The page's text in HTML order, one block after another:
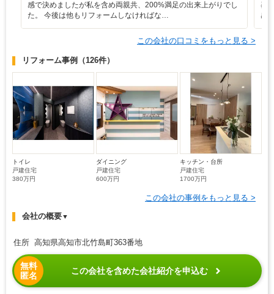
感で決めましたが私を含め両親共、200%満足の出来上がりでし
た。 今後は他もリフォームしなければな…
器
感
この会社の口コミをもっと見る >
リフォーム事例 （126件）
トイレ
戸建住宅
380万円
ダイニング
戸建住宅
600万円
キッチン・台所
戸建住宅
1700万円
この会社の事例をもっと見る >
会社の概要▼
住所 高知県高知市北竹島町363番地
無料
匿名
この会社を含めた会社紹介を申込む